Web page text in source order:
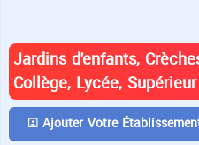
Jardins d'enfants,
Collège, Lycée, Supérieur
Ajouter Votre